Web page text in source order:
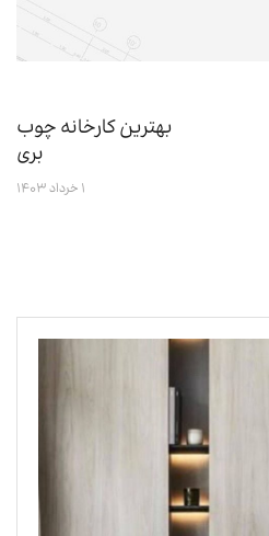
بهترین کارخانه چوب‌
بری
۱ خرداد ۱۴۰۳